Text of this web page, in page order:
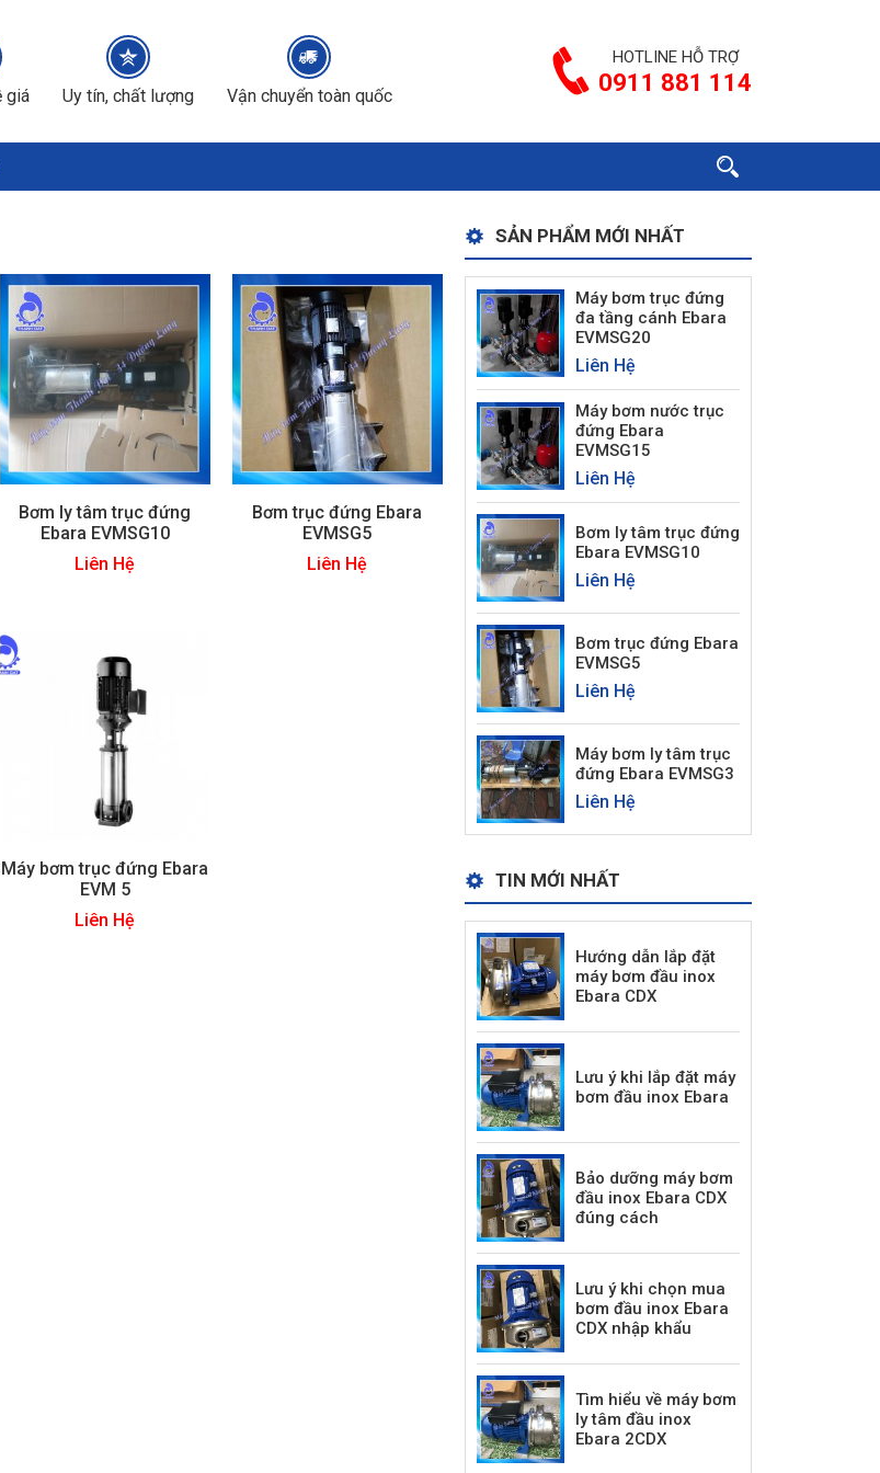
giá Uy tín, chất lượng Vận chuyển toàn quốc
HOTLINE HỖ TRỢ
0911 881 114
Bơm ly tâm trục đứng
Ebara EVMSG10
Liên Hệ
Bơm trục đứng Ebara
EVMSG5
Liên Hệ
Máy bơm trục đứng Ebara
EVM 5
Liên Hệ
SẢN PHẨM MỚI NHẤT
Máy bơm trục đứng
đa tầng cánh Ebara
EVMSG20
Liên Hệ
Máy bơm nước trục
đứng Ebara
EVMSG15
Liên Hệ
Bơm ly tâm trục đứng
Ebara EVMSG10
Liên Hệ
Bơm trục đứng Ebara
EVMSG5
Liên Hệ
Máy bơm ly tâm trục
đứng Ebara EVMSG3
Liên Hệ
TIN MỚI NHẤT
Hướng dẫn lắp đặt
máy bơm đầu inox
Ebara CDX
Lưu ý khi lắp đặt máy
bơm đầu inox Ebara
Bảo dưỡng máy bơm
đầu inox Ebara CDX
đúng cách
Lưu ý khi chọn mua
bơm đầu inox Ebara
CDX nhập khẩu
Tìm hiểu về máy bơm
ly tâm đầu inox
Ebara 2CDX